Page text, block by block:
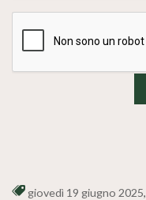
giovedì 19 giugno 2025,